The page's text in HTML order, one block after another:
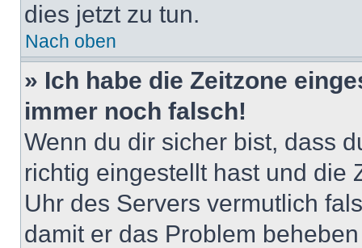
dies jetzt zu tun.
Nach oben
» Ich habe die Zeitzone
immer noch falsch!
Wenn du dir sicher bist, dass
richtig eingestellt hast und die
Uhr des Servers vermutlich
damit er das Problem